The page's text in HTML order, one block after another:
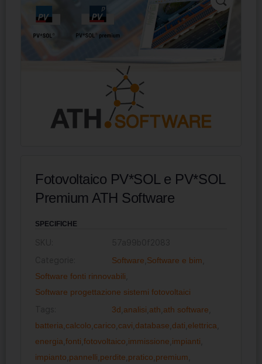
Fotovoltaico PV*SOL e PV*SOL
Premium ATH Software
SPECIFICHE
Software Software e bim
Software fonti rinnovabili
Software progettazione sistemi fotovoltaici
3d analisi ath ath software
batteria calcolo carico cavi database dati elettrica
energia fonti fotovoltaico immissione impianti
impianto pannelli perdite pratico premium